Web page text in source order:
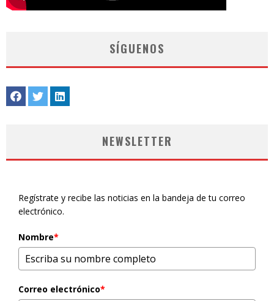
SÍGUENOS
NEWSLETTER
Regístrate y recibe las noticias en la bandeja de tu correo
electrónico.
Nombre*
Correo electrónico*